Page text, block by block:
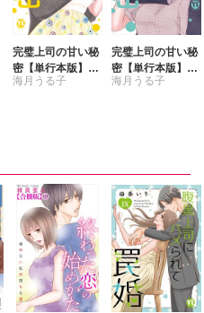
完璧上司の甘い秘
密【単行本版】～
黒川先輩はオカン
海月うる子
完璧上司の甘い秘
密【単行本版】～
黒川先輩はオカン
海月うる子